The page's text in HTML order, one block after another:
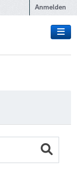
Anmelden